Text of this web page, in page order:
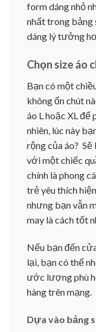
form dáng nhỏ
nhất trong bảng
dáng lý tưởng
Chọn size áo
Bạn có một
không ổn chút
áo L hoặc XL để
nhiên, lúc này
rộng của áo? Sẽ
với một chiếc
chính là phong
trẻ yêu thích
nhưng bạn vẫn
may là cách tốt
Nếu bạn đến
lại, bạn có thể
ước lượng phù
hàng trên mạng.
Dựa vào bảng